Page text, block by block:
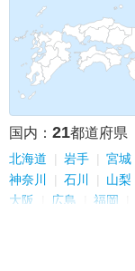
国内： 21都道府県
北海道 岩手 宮城
神奈川
石川 山梨
大阪
広島 福岡